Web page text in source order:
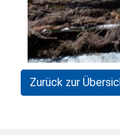
Zurück zur